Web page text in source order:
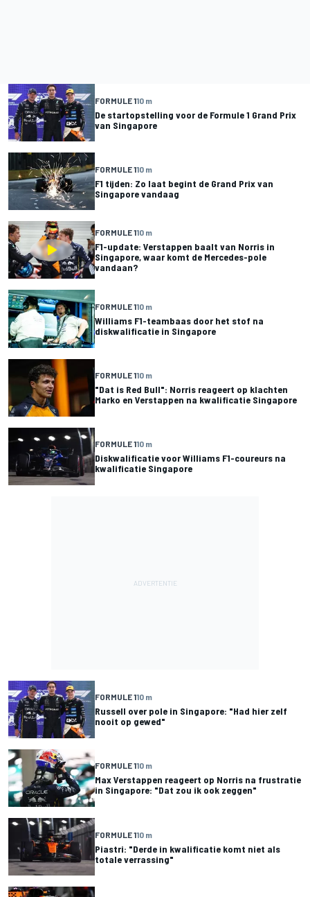
FORMULE 110 m
De startopstelling voor de Formule 1 Grand Prix
van Singapore
FORMULE 110 m
F1 tijden: Zo laat begint de Grand Prix van
Singapore vandaag
FORMULE 110 m
F1-update: Verstappen baalt van Norris in
Singapore, waar komt de Mercedes-pole
vandaan?
FORMULE 110 m
Williams F1-teambaas door het stof na
diskwalificatie in Singapore
FORMULE 110 m
"Dat is Red Bull": Norris reageert op klachten
Marko en Verstappen na kwalificatie Singapore
FORMULE 110 m
Diskwalificatie voor Williams F1-coureurs na
kwalificatie Singapore
FORMULE 110 m
Russell over pole in Singapore: "Had hier zelf
nooit op gewed"
FORMULE 110 m
Max Verstappen reageert op Norris na frustratie
in Singapore: "Dat zou ik ook zeggen"
FORMULE 110 m
Piastri: "Derde in kwalificatie komt niet als
totale verrassing"